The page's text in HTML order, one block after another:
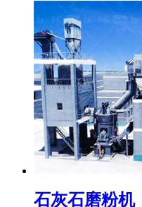
石灰石磨粉机